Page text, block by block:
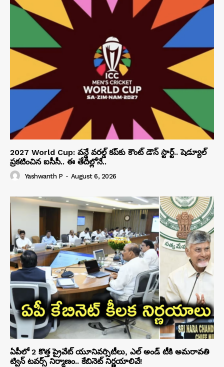
2027 World Cup: వన్డే వరల్డ్ కప్‌కు కౌంట్ డౌన్ స్టార్ట్.. షెడ్యూల్
ప్రకటించిన ఐసీసీ.. ఈ తేదీల్లోనే..
Yashwanth P - August 6, 2026
ఏపీలో 2 కొత్త ప్రైవేట్‌ యూనివర్సిటీలు, ఎల్ అండ్ టీకి అమరావతి
ట్విన్‌ టవర్స్‌ నిర్మాణం.. కేబినెట్ నిర్ణయాలివే!